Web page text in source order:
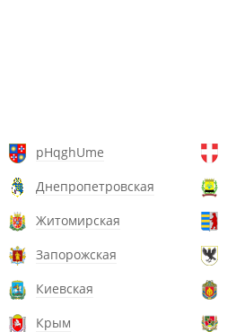
pHqghUme
Днепропетровская
Житомирская
Запорожская
Киевская
Крым